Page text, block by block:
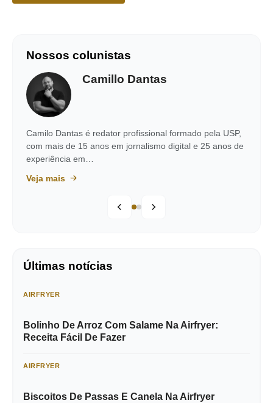
Nossos colunistas
Camillo Dantas
Camilo Dantas é redator profissional formado pela USP,
com mais de 15 anos em jornalismo digital e 25 anos de
experiência em…
Veja mais
Últimas notícias
AIRFRYER
Bolinho De Arroz Com Salame Na Airfryer:
Receita Fácil De Fazer
AIRFRYER
Biscoitos De Passas E Canela Na Airfryer